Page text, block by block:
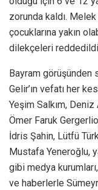
zorunda kaldı.
çocuklarına yakın
dilekçeleri
Bayram görüşünden
Gelir’ın vefatı her
Yeşim Salkım,
Ömer Faruk
İdris Şahin, Lütfü
Mustafa Yeneroğlu,
gibi medya
ve haberlerle